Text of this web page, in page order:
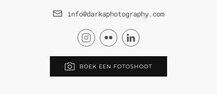
info@darkaphotography.com
BOEK EEN FOTOSHOOT